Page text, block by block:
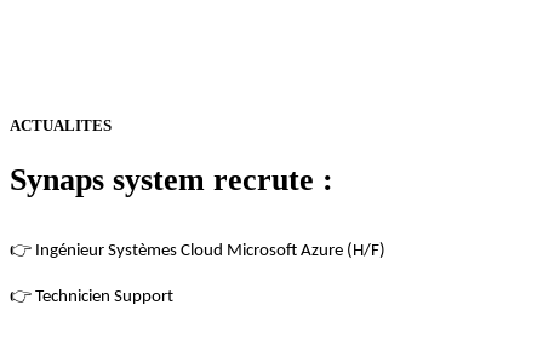
ACTUALITES
Synaps system recrute :
👉 Ingénieur Systèmes Cloud Microsoft Azure (H/F)
👉 Technicien Support